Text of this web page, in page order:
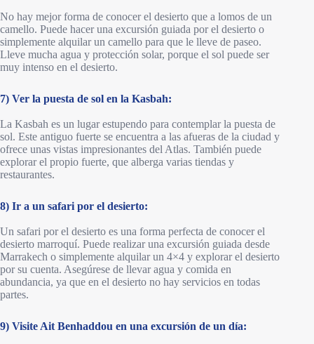
No hay mejor forma de conocer el desierto que a lomos de un
camello. Puede hacer una excursión guiada por el desierto o
simplemente alquilar un camello para que le lleve de paseo.
Lleve mucha agua y protección solar, porque el sol puede ser
muy intenso en el desierto.
7) Ver la puesta de sol en la Kasbah:
La Kasbah es un lugar estupendo para contemplar la puesta de
sol. Este antiguo fuerte se encuentra a las afueras de la ciudad y
ofrece unas vistas impresionantes del Atlas. También puede
explorar el propio fuerte, que alberga varias tiendas y
restaurantes.
8) Ir a un safari por el desierto:
Un safari por el desierto es una forma perfecta de conocer el
desierto marroquí. Puede realizar una excursión guiada desde
Marrakech o simplemente alquilar un 4×4 y explorar el desierto
por su cuenta. Asegúrese de llevar agua y comida en
abundancia, ya que en el desierto no hay servicios en todas
partes.
9) Visite Ait Benhaddou en una excursión de un día: